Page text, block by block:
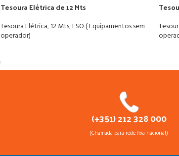
Tesoura Elétrica de 12 Mts
Tesoura Elétrica,12 Mts,ESO ( Equipamentos sem
operador)
(+351) 212 328 000
(Chamada para rede fixa nacional)